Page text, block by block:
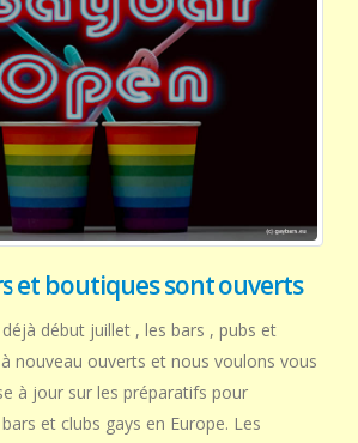
et boutiques sont ouverts
début juillet , les bars , pubs et
nouveau ouverts et nous voulons vous
à jour sur les préparatifs pour
et clubs gays en Europe. Les